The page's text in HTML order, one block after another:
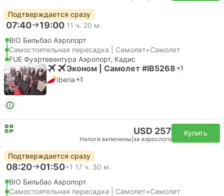
Подтверждается сразу
07:40 19:00 11 ч. 20 м.
BIO Бильбао Аэропорт
Самостоятельная пересадка | Самолет+Самолет
FUE Фуэртевентура Аэропорт, Кадис
Эконом | Самолет #IB5268 +1
Iberia +1
USD 257
Налоги включены за взрослого
Купить
Подтверждается сразу
08:20 01:50+1 17 ч. 30 м.
BIO Бильбао Аэропорт
Самостоятельная пересадка | Самолет+Самолет